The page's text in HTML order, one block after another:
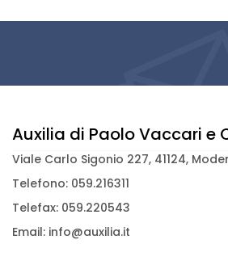
Auxilia di Paolo Vaccari e
Viale Carlo Sigonio 227, 41124,
Telefono: 059.216311
Telefax: 059.220543
Email: info@auxilia.it